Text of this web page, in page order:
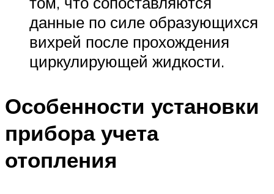
данные по силе образующихся
вихрей после прохождения
циркулирующей жидкости.
Особенности установки
прибора учета
отопления